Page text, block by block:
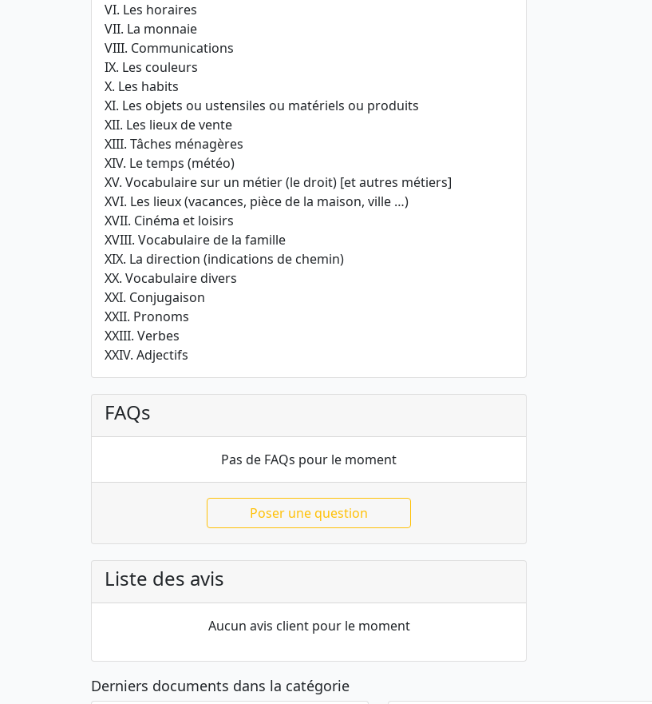
VI. Les horaires
VII. La monnaie
VIII. Communications
IX. Les couleurs
X. Les habits
XI. Les objets ou ustensiles ou matériels ou produits
XII. Les lieux de vente
XIII. Tâches ménagères
XIV. Le temps (météo)
XV. Vocabulaire sur un métier (le droit) [et autres métiers]
XVI. Les lieux (vacances, pièce de la maison, ville …)
XVII. Cinéma et loisirs
XVIII. Vocabulaire de la famille
XIX. La direction (indications de chemin)
XX. Vocabulaire divers
XXI. Conjugaison
XXII. Pronoms
XXIII. Verbes
XXIV. Adjectifs
FAQs
Pas de FAQs pour le moment
Poser une question
Liste des avis
Aucun avis client pour le moment
Derniers documents dans la catégorie